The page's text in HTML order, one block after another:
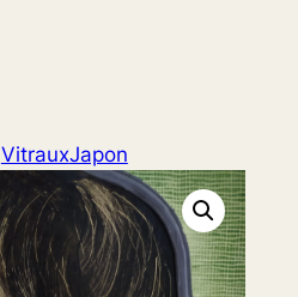
VitrauxJapon